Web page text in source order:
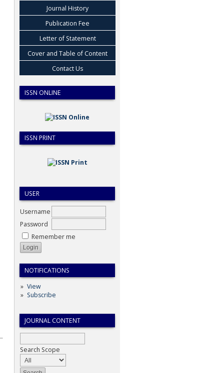
Journal History
Publication Fee
Letter of Statement
Cover and Table of Content
Contact Us
ISSN ONLINE
ISSN PRINT
USER
Username
Password
Remember me
NOTIFICATIONS
View
Subscribe
JOURNAL CONTENT
Search Scope